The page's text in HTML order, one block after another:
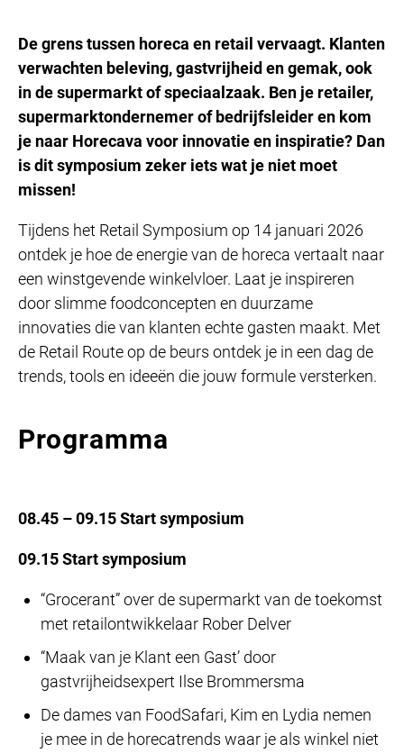
De grens tussen horeca en retail vervaagt. Klanten
verwachten beleving, gastvrijheid en gemak, ook
in de supermarkt of speciaalzaak. Ben je retailer,
supermarktondernemer of bedrijfsleider en kom
je naar Horecava voor innovatie en inspiratie? Dan
is dit symposium zeker iets wat je niet moet
missen!
Tijdens het Retail Symposium op 14 januari 2026
ontdek je hoe de energie van de horeca vertaalt naar
een winstgevende winkelvloer. Laat je inspireren
door slimme foodconcepten en duurzame
innovaties die van klanten echte gasten maakt. Met
de Retail Route op de beurs ontdek je in een dag de
trends, tools en ideeën die jouw formule versterken.
Programma
08.45 – 09.15 Start symposium
09.15 Start symposium
“Grocerant” over de supermarkt van de toekomst
met retailontwikkelaar Rober Delver
“Maak van je Klant een Gast’ door
gastvrijheidsexpert Ilse Brommersma
De dames van FoodSafari, Kim en Lydia nemen
je mee in de horecatrends waar je als winkel niet